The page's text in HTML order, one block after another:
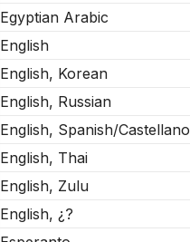
Egyptian Arabic
English
English, Korean
English, Russian
English, Spanish/Castellano
English, Thai
English, Zulu
English, ¿?